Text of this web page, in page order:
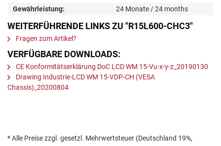
Gewährleistung:
24 Monate / 24 months
WEITERFÜHRENDE LINKS ZU "R15L600-CHC3"
Fragen zum Artikel?
VERFÜGBARE DOWNLOADS:
CE Konformitätserklärung DoC LCD WM 15-Vu-x-y-z_20190130
Drawing Industrie-LCD WM 15-VDP-CH (VESA
Chassis)_20200804
* Alle Preise zzgl. gesetzl. Mehrwertsteuer (Deutschland 19%,